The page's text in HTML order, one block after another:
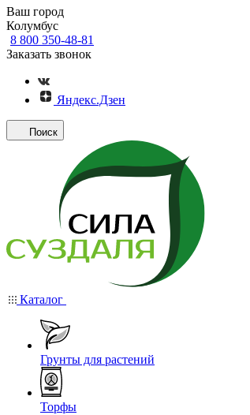
Ваш город
Колумбус
8 800 350-48-81
Заказать звонок
Яндекс.Дзен
Поиск
Каталог
Грунты для растений
Торфы